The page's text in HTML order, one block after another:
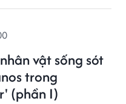
vật sống sót
trong
(phần I)